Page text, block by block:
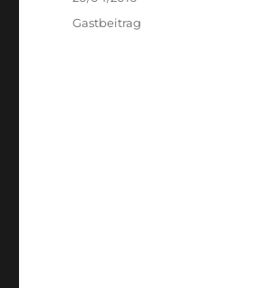
Categories
Gastbeitrag